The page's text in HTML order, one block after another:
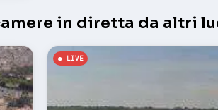
in diretta da altri